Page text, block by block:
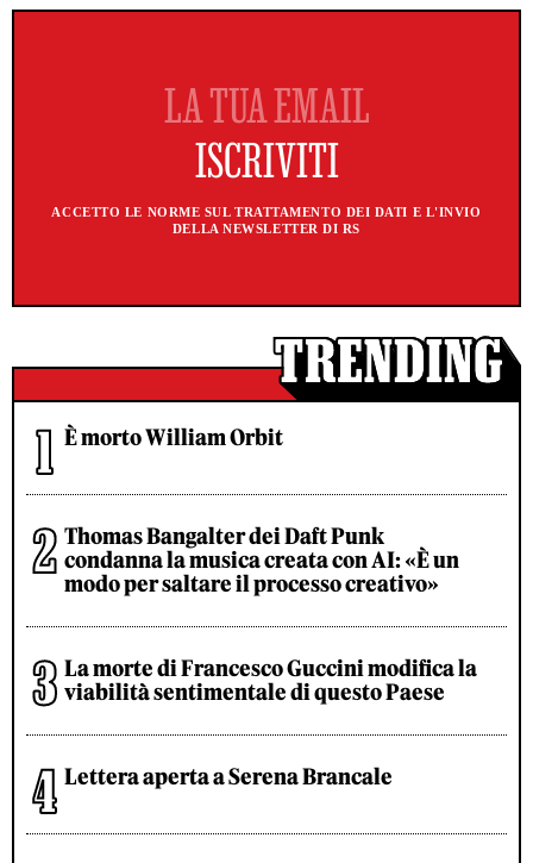
ACCETTO LE NORME SUL TRATTAMENTO DEI DATI E L'INVIO
DELLA NEWSLETTER DI RS
È morto William Orbit
Thomas Bangalter dei Daft Punk
condanna la musica creata con AI: «È un
modo per saltare il processo creativo»
La morte di Francesco Guccini modifica la
viabilità sentimentale di questo Paese
Lettera aperta a Serena Brancale